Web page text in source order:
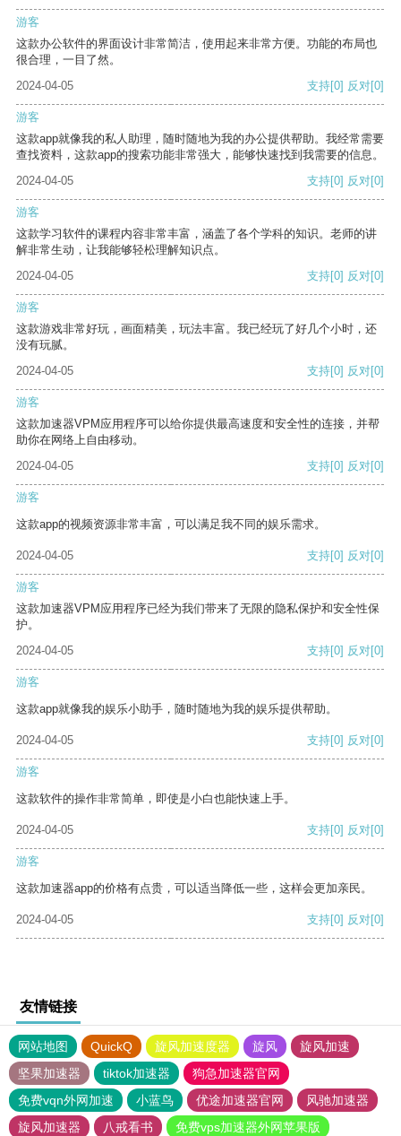
游客
这款办公软件的界面设计非常简洁，使用起来非常方便。功能的布局也
很合理，一目了然。
2024-04-05
支持[0] 反对[0]
游客
这款app就像我的私人助理，随时随地为我的办公提供帮助。我经常需要
查找资料，这款app的搜索功能非常强大，能够快速找到我需要的信息。
2024-04-05
支持[0] 反对[0]
游客
这款学习软件的课程内容非常丰富，涵盖了各个学科的知识。老师的讲
解非常生动，让我能够轻松理解知识点。
2024-04-05
支持[0] 反对[0]
游客
这款游戏非常好玩，画面精美，玩法丰富。我已经玩了好几个小时，还
没有玩腻。
2024-04-05
支持[0] 反对[0]
游客
这款加速器VPM应用程序可以给你提供最高速度和安全性的连接，并帮
助你在网络上自由移动。
2024-04-05
支持[0] 反对[0]
游客
这款app的视频资源非常丰富，可以满足我不同的娱乐需求。
2024-04-05 支持[0] 反对[0]
游客
这款加速器VPM应用程序已经为我们带来了无限的隐私保护和安全性保
护。
2024-04-05
支持[0] 反对[0]
游客
这款app就像我的娱乐小助手，随时随地为我的娱乐提供帮助。
2024-04-05 支持[0] 反对[0]
游客
这款软件的操作非常简单，即使是小白也能快速上手。
2024-04-05 支持[0] 反对[0]
游客
这款加速器app的价格有点贵，可以适当降低一些，这样会更加亲民。
2024-04-05 支持[0] 反对[0]
友情链接
网站地图 QuickQ 旋风加速度器 旋风
旋风加速
坚果加速器
tiktok加速器
狗急加速器官网
免费vqn外网加速
小蓝鸟 优途加速器官网
风驰加速器
旋风加速器
八戒看书 免费vps加速器外网苹果版